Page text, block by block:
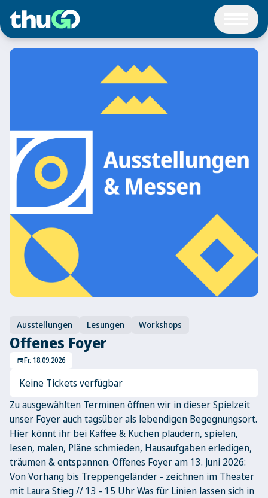
Ausstellungen Lesungen Workshops
Offenes Foyer
eventFr. 18.09.2026
Keine Tickets verfügbar
Zu ausgewählten Terminen öffnen wir in dieser Spielzeit
unser Foyer auch tagsüber als lebendigen Begegnungsort.
Hier könnt ihr bei Kaffee & Kuchen plaudern, spielen,
lesen, malen, Pläne schmieden, Hausaufgaben erledigen,
träumen & entspannen. Offenes Foyer am 13. Juni 2026:
Von Vorhang bis Treppengeländer - zeichnen im Theater
mit Laura Stieg // 13 - 15 Uhr Was für Linien lassen sich in